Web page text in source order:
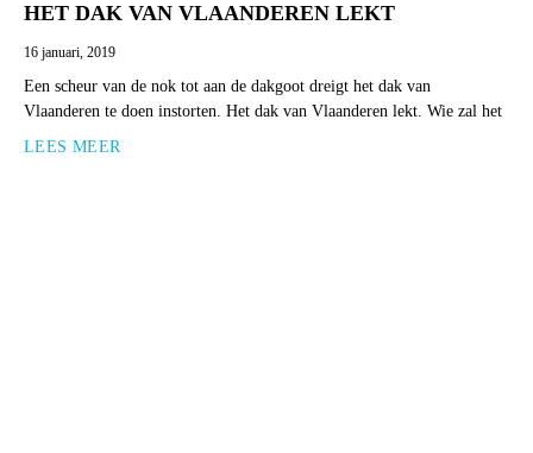
HET DAK VAN VLAANDEREN LEKT
16 januari, 2019
Een scheur van de nok tot aan de dakgoot dreigt het dak van
Vlaanderen te doen instorten. Het dak van Vlaanderen lekt. Wie zal het
LEES MEER